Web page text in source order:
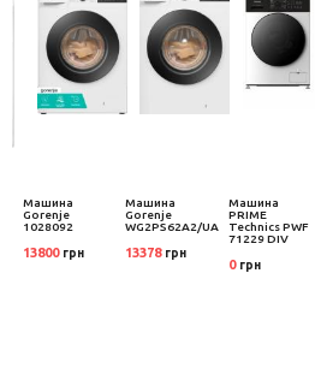
Машина
Gorenje
1028092
13800 грн
Машина
Gorenje
WG2PS62A2/UA
13378 грн
Машина
PRIME
Technics PWF
71229 DIV
0 грн